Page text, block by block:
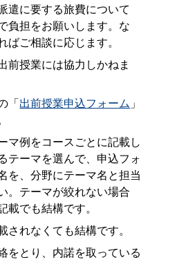
遣に要する旅費について
負担をお願いします。な
ばご相談に応じます。
前授業には協力しかねま
「出前授業申込フォーム 」
マ例をコースごとに記載し
テーマを選んで、申込フォ
を、分野にテーマ名と担当
。テーマが絞れない場合
載でも結構です。
されなくても結構です。
をとり、内諾を取っている